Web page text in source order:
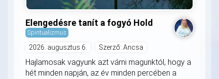
Elengedésre tanít a fogyó Hold
Spiritualizmus
2026. augusztus 6. Szerző: Ancsa
Hajlamosak vagyunk azt várni magunktól, hogy a
hét minden napján, az év minden percében a